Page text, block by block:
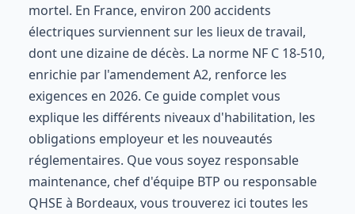
mortel. En France, environ 200 accidents
électriques surviennent sur les lieux de travail,
dont une dizaine de décès. La norme NF C 18-510,
enrichie par l'amendement A2, renforce les
exigences en 2026. Ce guide complet vous
explique les différents niveaux d'habilitation, les
obligations employeur et les nouveautés
réglementaires. Que vous soyez responsable
maintenance, chef d'équipe BTP ou responsable
QHSE à Bordeaux, vous trouverez ici toutes les